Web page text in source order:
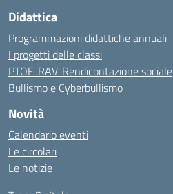
Didattica
Programmazioni didattiche annuali
I progetti delle classi
PTOF-RAV-Rendicontazione sociale
Bullismo e Cyberbullismo
Novità
Calendario eventi
Le circolari
Le notizie